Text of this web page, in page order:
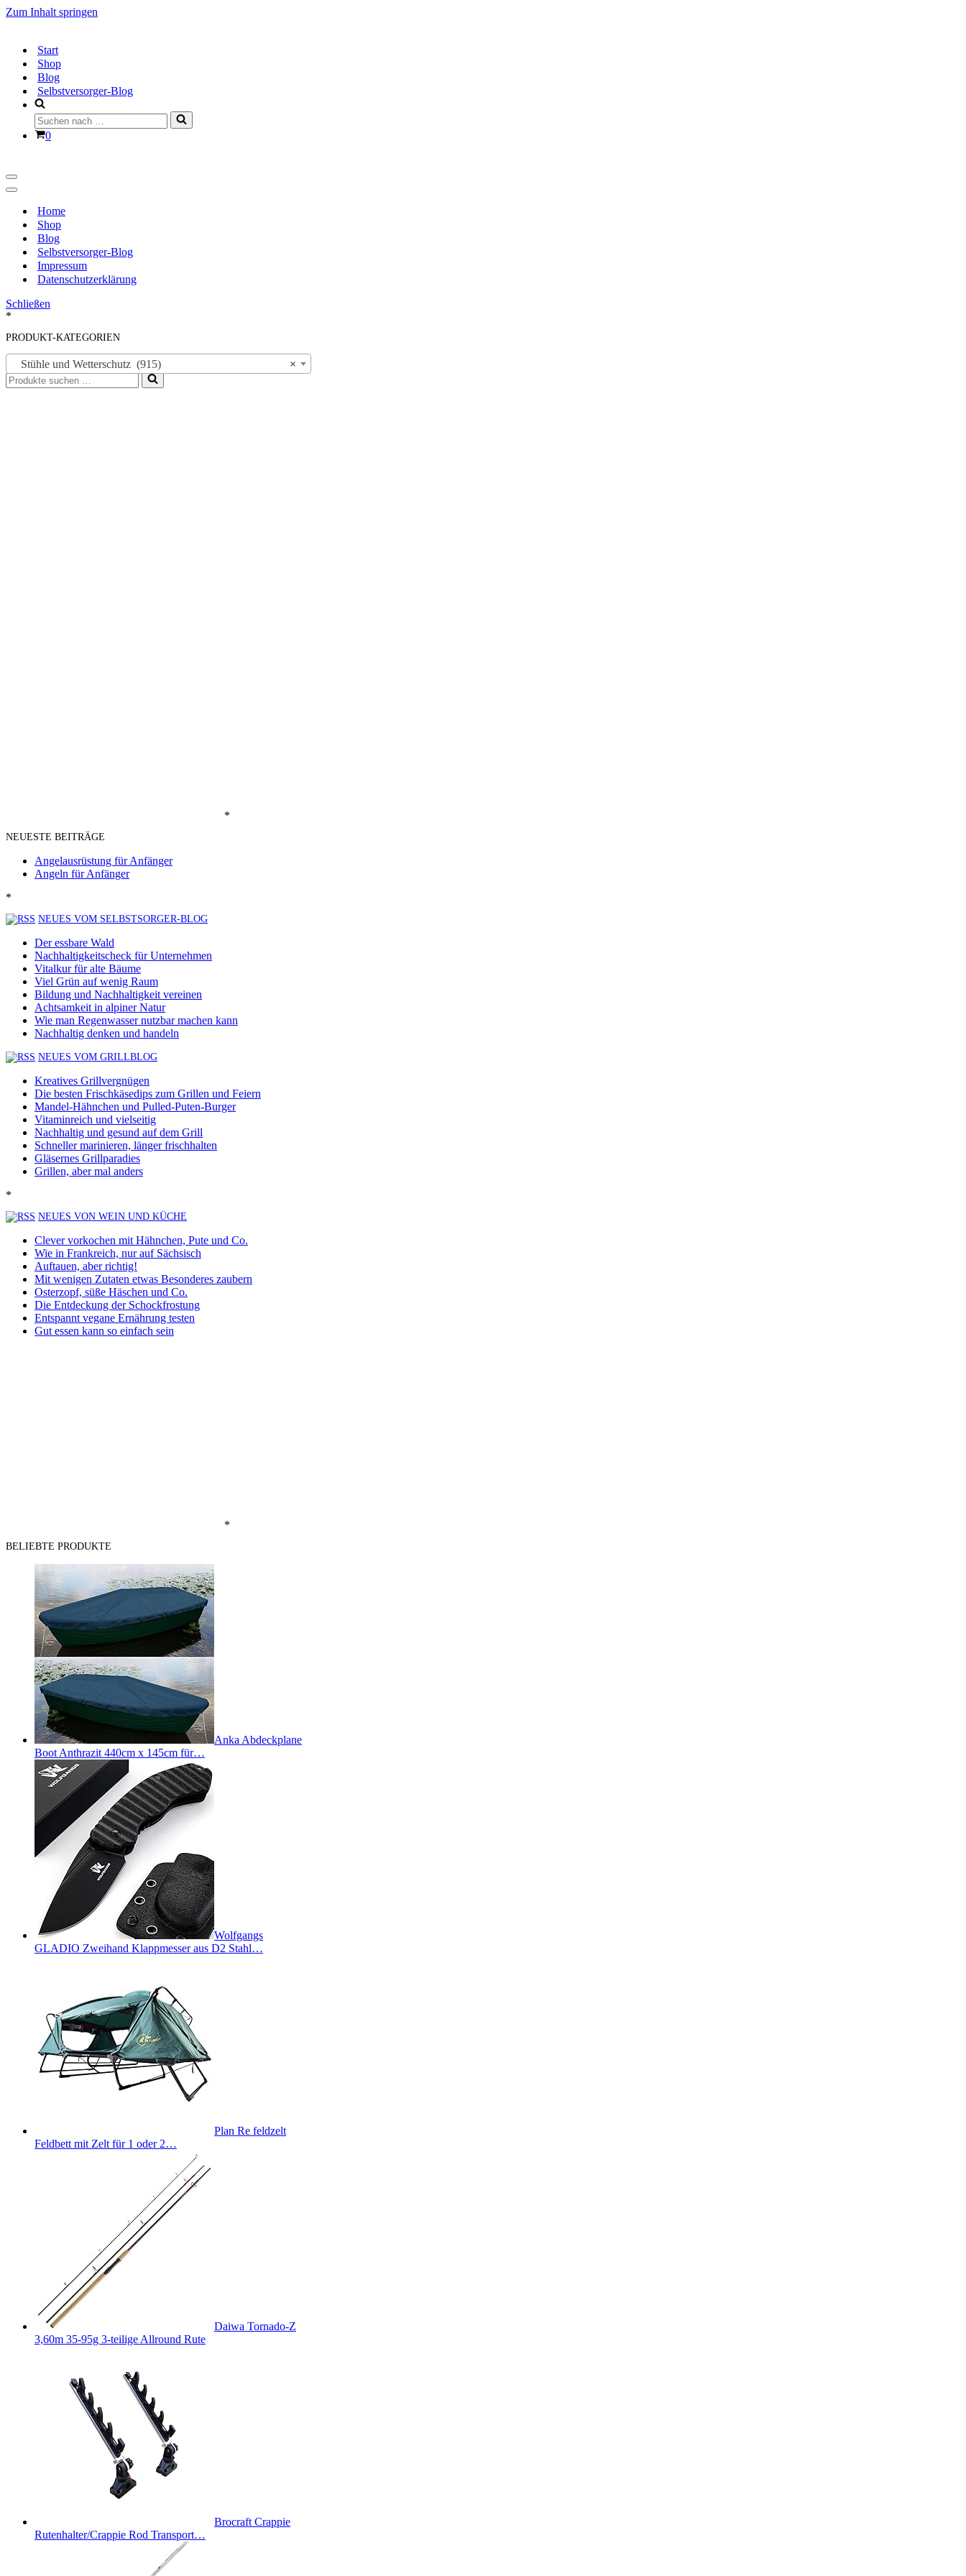
Zum Inhalt springen
Start
Shop
Blog
Selbstversorger-Blog
Suchen
nach …
Warenkorb
0
Navigationsmenü
Navigationsmenü
Home
Shop
Blog
Selbstversorger-Blog
Impressum
Datenschutzerklärung
Schließen
*
PRODUKT-KATEGORIEN
×
Stühle und Wetterschutz (915)
Suchen
nach …
*
NEUESTE BEITRÄGE
Angelausrüstung für Anfänger
Angeln für Anfänger
*
NEUES VOM SELBSTSORGER-BLOG
Der essbare Wald
Nachhaltigkeitscheck für Unternehmen
Vitalkur für alte Bäume
Viel Grün auf wenig Raum
Bildung und Nachhaltigkeit vereinen
Achtsamkeit in alpiner Natur
Wie man Regenwasser nutzbar machen kann
Nachhaltig denken und handeln
NEUES VOM GRILLBLOG
Kreatives Grillvergnügen
Die besten Frischkäsedips zum Grillen und Feiern
Mandel-Hähnchen und Pulled-Puten-Burger
Vitaminreich und vielseitig
Nachhaltig und gesund auf dem Grill
Schneller marinieren, länger frischhalten
Gläsernes Grillparadies
Grillen, aber mal anders
*
NEUES VON WEIN UND KÜCHE
Clever vorkochen mit Hähnchen, Pute und Co.
Wie in Frankreich, nur auf Sächsisch
Auftauen, aber richtig!
Mit wenigen Zutaten etwas Besonderes zaubern
Osterzopf, süße Häschen und Co.
Die Entdeckung der Schockfrostung
Entspannt vegane Ernährung testen
Gut essen kann so einfach sein
*
BELIEBTE PRODUKTE
Anka Abdeckplane
Boot Anthrazit 440cm x 145cm für…
Wolfgangs
GLADIO Zweihand Klappmesser aus D2 Stahl…
Plan Re feldzelt
Feldbett mit Zelt für 1 oder 2…
Daiwa Tornado-Z
3,60m 35-95g 3-teilige Allround Rute
Brocraft Crappie
Rutenhalter/Crappie Rod Transport…